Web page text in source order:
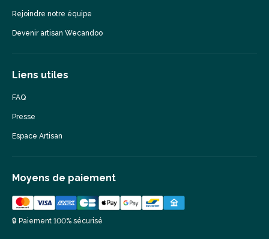
Rejoindre notre équipe
Devenir artisan Wecandoo
Liens utiles
FAQ
Presse
Espace Artisan
Moyens de paiement
🔒 Paiement 100% sécurisé